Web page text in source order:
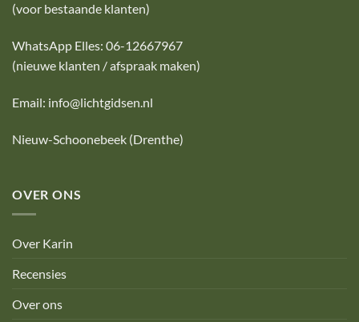
(voor bestaande klanten)
WhatsApp Elles: 06-12667967
(nieuwe klanten / afspraak maken)
Email: info@lichtgidsen.nl
Nieuw-Schoonebeek (Drenthe)
OVER ONS
Over Karin
Recensies
Over ons